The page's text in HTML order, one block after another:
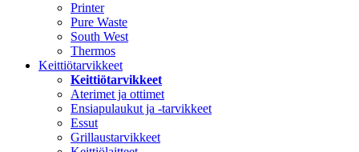
Printer
Pure Waste
South West
Thermos
Keittiötarvikkeet
Keittiötarvikkeet
Aterimet ja ottimet
Ensiapulaukut ja -tarvikkeet
Essut
Grillaustarvikkeet